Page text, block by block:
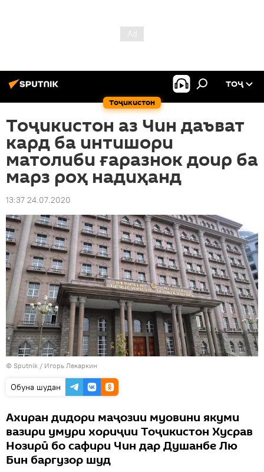
Тоҷикистон
ТОҶ
Тоҷикистон аз Чин даъват
кард ба интишори
матолиби ғаразнок доир ба
марз роҳ надиҳанд
13:37 24.07.2020
© Sputnik / Игорь Лекаркин
Обуна шудан
Ахиран дидори маҷозии муовини якуми
вазири умури хориҷии Тоҷикистон Хусрав
Нозирӣ бо сафири Чин дар Душанбе Лю
Бин баргузор шуд